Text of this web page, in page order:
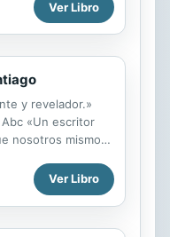
the
improvement, as
and fragility of its
Ver Libro
y revelador.»
«Un escritor
nosotros mismos
gente.» Antoni
éste un inteligente
en esta
con 28
Ver Libro